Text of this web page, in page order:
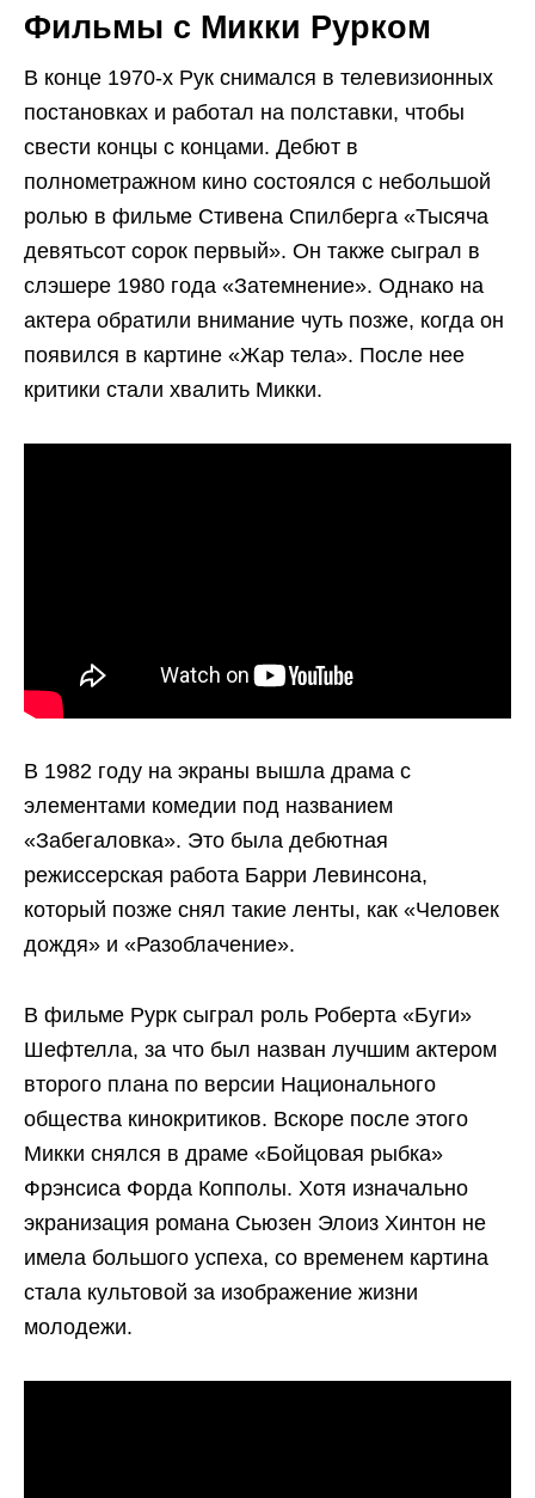
Фильмы с Микки Рурком
В конце 1970-х Рук снимался в телевизионных
постановках и работал на полставки, чтобы
свести концы с концами. Дебют в
полнометражном кино состоялся с небольшой
ролью в фильме Стивена Спилберга «Тысяча
девятьсот сорок первый». Он также сыграл в
слэшере 1980 года «Затемнение». Однако на
актера обратили внимание чуть позже, когда он
появился в картине «Жар тела». После нее
критики стали хвалить Микки.
В 1982 году на экраны вышла драма с
элементами комедии под названием
«Забегаловка». Это была дебютная
режиссерская работа Барри Левинсона,
который позже снял такие ленты, как «Человек
дождя» и «Разоблачение».
В фильме Рурк сыграл роль Роберта «Буги»
Шефтелла, за что был назван лучшим актером
второго плана по версии Национального
общества кинокритиков. Вскоре после этого
Микки снялся в драме «Бойцовая рыбка»
Фрэнсиса Форда Копполы. Хотя изначально
экранизация романа Сьюзен Элоиз Хинтон не
имела большого успеха, со временем картина
стала культовой за изображение жизни
молодежи.